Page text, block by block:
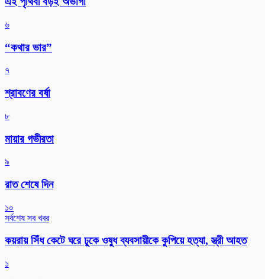
৬
“কথার ভার”
৭
শ্রাবণের বর্ষা
৮
মায়ার গভীরতা
৯
রাত শেষে দিন
১০
সর্বশেষ সব খবর
কয়রায় সিঁধ কেটে ঘরে ঢুকে ওষুধ ব্যবসায়ীকে কুপিয়ে হত্যা, স্ত্রী আহত
১